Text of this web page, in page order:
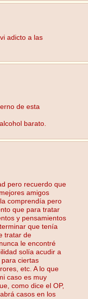
adicto a las
de esta
barato.
pero recuerdo que
amigos
comprendía pero
que para tratar
y pensamientos
que tenía
tratar de
le encontré
solía acudir a
ciertas
etc. A lo que
caso es muy
como dice el OP,
casos en los